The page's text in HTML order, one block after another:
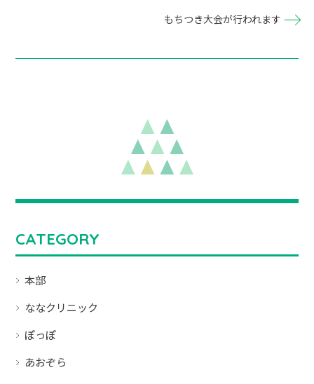
もちつき大会が行われます
CATEGORY
本部
ななクリニック
ぽっぽ
あおぞら